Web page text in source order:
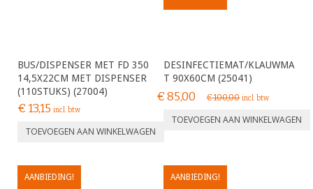
BUS/DISPENSER MET FD 350
14,5X22CM MET DISPENSER
(110STUKS) (27004)
€13,15 incl. btw
TOEVOEGEN AAN WINKELWAGEN
DESINFECTIEMAT/KLAUWMA
T 90X60CM (25041)
€100,00
€85,00 incl. btw
TOEVOEGEN AAN WINKELWAGEN
AANBIEDING! AANBIEDING!